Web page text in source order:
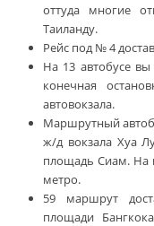
оттуда многие
Таиланду.
Рейс под № 4
На 13 автобусе
конечная
автовокзала.
Маршрутный
ж/д вокзала Хуа
площадь Сиам. На
метро.
59 маршрут
площади